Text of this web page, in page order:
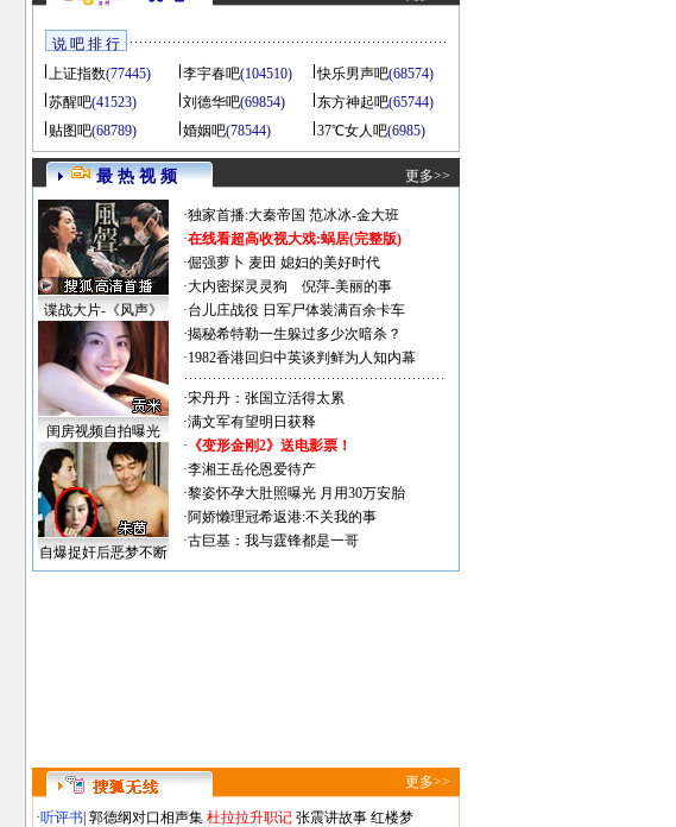
说 吧 排 行
上证指数(77445) 李宇春吧(104510) 快乐男声吧(68574)
苏醒吧(41523) 刘德华吧(69854) 东方神起吧(65744)
贴图吧(68789) 婚姻吧(78544) 37℃女人吧(6985)
最 热 视 频 更多>>
谍战大片-《风声》
闺房视频自拍曝光
自爆捉奸后恶梦不断
·独家首播:大秦帝国 范冰冰-金大班
·在线看超高收视大戏:蜗居(完整版)
·倔强萝卜 麦田 媳妇的美好时代
·大内密探灵灵狗
倪萍-美丽的事
·台儿庄战役 日军尸体装满百余卡车
·揭秘希特勒一生躲过多少次暗杀？
·1982香港回归中英谈判鲜为人知内幕
·宋丹丹：张国立活得太累
·满文军有望明日获释
· 《变形金刚2》送电影票！
·李湘王岳伦恩爱待产
·黎姿怀孕大肚照曝光 月用30万安胎
·阿娇懒理冠希返港:不关我的事
·古巨基：我与霆锋都是一哥
更多>>
·听评书 郭德纲对口相声集 杜拉拉升职记 张震讲故事 红楼梦